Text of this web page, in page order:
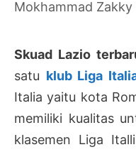
Mokhammad Zakky
Skuad Lazio
satu klub Liga
Italia yaitu kota
memiliki kualitas
klasemen Liga